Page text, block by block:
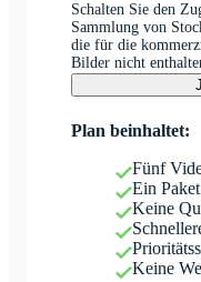
Schalten Sie den
Sammlung von
die für die
Bilder nicht
Plan beinhaltet:
Fünf
Ein
Keine
Keine